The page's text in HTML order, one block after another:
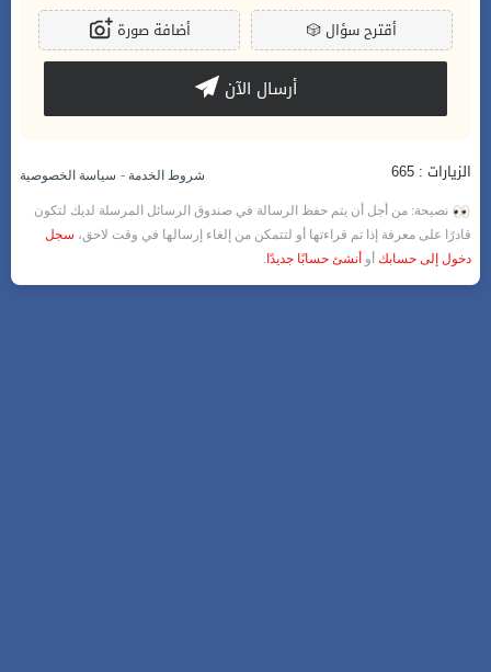
🎲أقترح سؤال أضافة صورة
أرسال الآن
الزيارات : 665 شروط الخدمة - سياسة الخصوصية
نصيحة: من أجل أن يتم حفظ الرسالة في صندوق الرسائل المرسلة لديك لتكون
قادرًا على معرفة إذا تم قراءتها أو لتتمكن من إلغاء إرسالها في وقت لاحق، سجل
دخول إلى حسابك أو أنشئ حسابًا جديدًا .